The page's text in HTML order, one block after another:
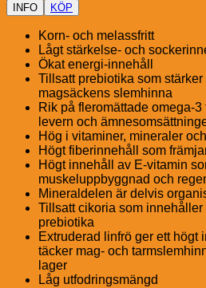
INFO KÖP
Korn- och melassfritt
Lågt stärkelse- och
Ökat energi-innehåll
Tillsatt prebiotika som
magsäckens slemhinna
Rik på fleromättade omega-
levern och
Hög i vitaminer, mineraler
Högt fiberinnehåll som
Högt innehåll av E-vitamin
muskeluppbyggnad och
Mineraldelen är delvis
Tillsatt cikoria som
prebiotika
Extruderad linfrö ger ett högt
täcker mag- och
lager
Låg utfodringsmängd